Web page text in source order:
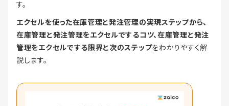
す。
エクセルを使った在庫管理と発注管理の実現ステップから、
在庫管理と発注管理をエクセルでするコツ、在庫管理と発注
管理をエクセルでする限界と次のステップをわかりやすく解
説します。